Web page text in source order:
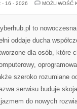
- 16 - 2026
MOŻLIWOŚĆ
to
oddaje ducha
dla osób, które
szeroko rozumiane
serwisu buduje
do nowych